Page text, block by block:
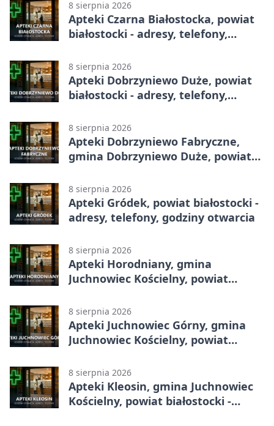
8 sierpnia 2026
Apteki Czarna Białostocka, powiat
białostocki - adresy, telefony,
8 sierpnia 2026
Apteki Dobrzyniewo Duże, powiat
białostocki - adresy, telefony,
8 sierpnia 2026
Apteki Dobrzyniewo Fabryczne,
gmina Dobrzyniewo Duże, powiat
godziny otwarcia
8 sierpnia 2026
Apteki Gródek, powiat białostocki -
adresy, telefony, godziny otwarcia
8 sierpnia 2026
Apteki Horodniany, gmina
Juchnowiec Kościelny, powiat
godziny otwarcia
8 sierpnia 2026
Apteki Juchnowiec Górny, gmina
Juchnowiec Kościelny, powiat
godziny otwarcia
8 sierpnia 2026
Apteki Kleosin, gmina Juchnowiec
Kościelny, powiat białostocki -